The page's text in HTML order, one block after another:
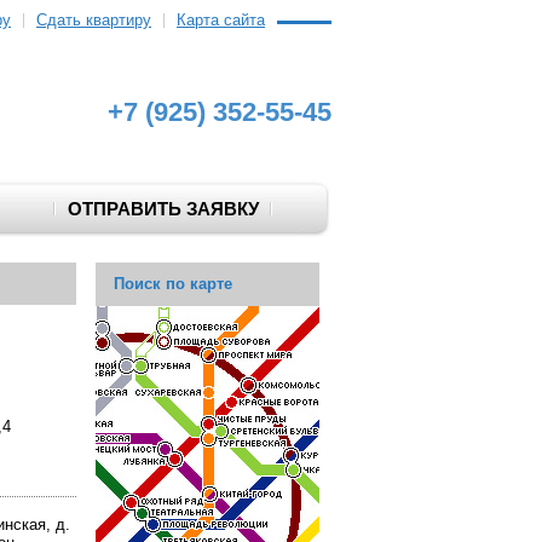
Сдать квартиру Карта сайта
+7 (925) 352-55-45
ОТПРАВИТЬ ЗАЯВКУ
д.
Поиск по карте